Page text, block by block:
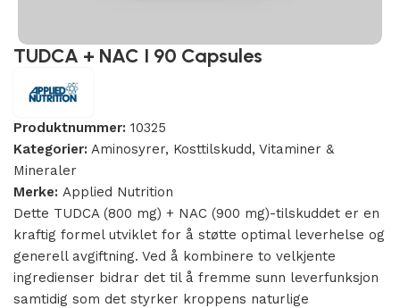
TUDCA + NAC I 90 Capsules
Produktnummer: 10325
Kategorier: Aminosyrer, Kosttilskudd, Vitaminer &
Mineraler
Merke: Applied Nutrition
Dette TUDCA (800 mg) + NAC (900 mg)-tilskuddet er en
kraftig formel utviklet for å støtte optimal leverhelse og
generell avgiftning. Ved å kombinere to velkjente
ingredienser bidrar det til å fremme sunn leverfunksjon
samtidig som det styrker kroppens naturlige